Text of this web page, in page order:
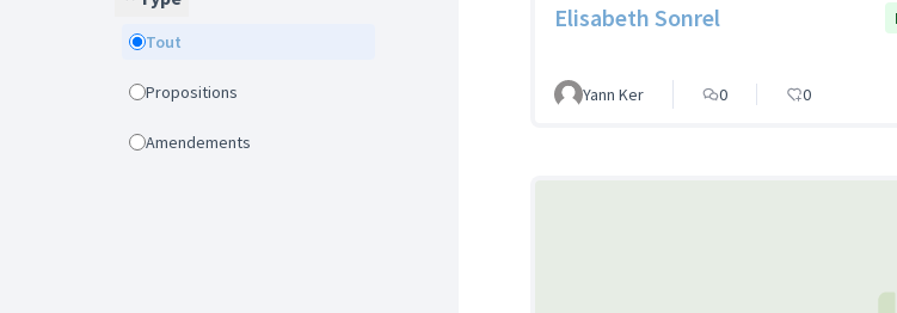
Tout
Propositions
Amendements
Elisabeth Sonrel
Yann Ker 0 0